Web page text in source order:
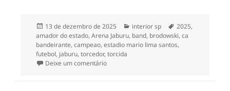
Publicado
em
13 de dezembro de 2025 Categorias
interior sp Tags
2025,
amador do estado, Arena Jaburu, band, brodowski, ca
bandeirante, campeao, estadio mario lima santos,
futebol, jaburu, torcedor, torcida
Deixe um comentárioem Ouvindo a torcida do CA Bandeirante